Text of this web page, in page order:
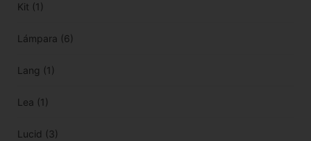
Kit (1)
Lámpara (6)
Lang (1)
Lea (1)
Lucid (3)